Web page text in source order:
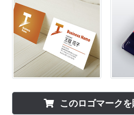
このロゴマーク